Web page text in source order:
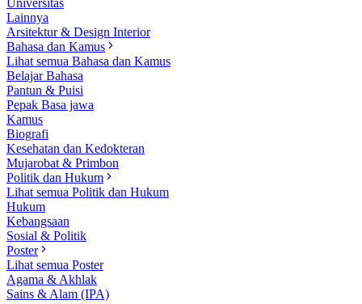
Universitas
Lainnya
Arsitektur & Design Interior
Bahasa dan Kamus
Lihat semua Bahasa dan Kamus
Belajar Bahasa
Pantun & Puisi
Pepak Basa jawa
Kamus
Biografi
Kesehatan dan Kedokteran
Mujarobat & Primbon
Politik dan Hukum
Lihat semua Politik dan Hukum
Hukum
Kebangsaan
Sosial & Politik
Poster
Lihat semua Poster
Agama & Akhlak
Sains & Alam (IPA)